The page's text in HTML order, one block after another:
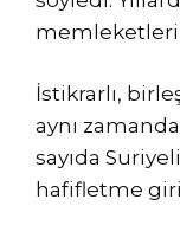
İstikrarlı,
aynı
sayıda
hafifletme